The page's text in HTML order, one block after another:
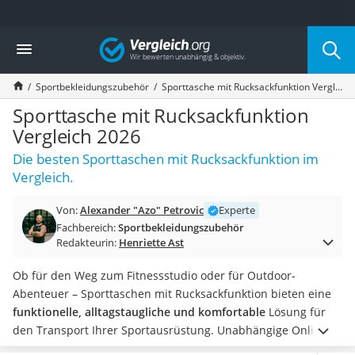
Die beliebtesten Vergleiche nach Kategorie
Freizeit & Sport
Gartentrampolin
Trampolin
Metalldetektor
Eufab-Fahrradträger
Trampolin 366 cm
Fahrradschloss
Aluminium-Koffer
Air Bike
E-Bike-Dreirad
Trekkingschuhe Herren
Reisetasche mit Rollen
Klimmzugstation
Koffer
Nachtsichtgerät
Faltschloss
Vergleich
Sportbekleidungszubehör Sporttasche mit Rucksackfunktion Vergleich 2026
Sporttasche mit Rucksackfunktion
Vergleich 2026
Die besten Sporttaschen mit Rucksackfunktion im
Vergleich.
Von:Alexander "Azo" Petrovic
Experte
Fachbereich:Sportbekleidungszubehör
Redakteurin: Henriette Ast
Ob für den Weg zum Fitnessstudio oder für Outdoor-
Abenteuer – Sporttaschen mit Rucksackfunktion bieten eine
funktionelle, alltagstaugliche und komfortable Lösung für
den Transport Ihrer Sportausrüstung. Unabhängige Online-
Tests betonen den Vorteil von eines Schuhfachs in Ihrer